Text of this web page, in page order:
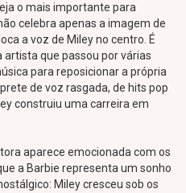
o mais importante para
celebra apenas a imagem de
a voz de Miley no centro. É
que passou por várias
para reposicionar a própria
de voz rasgada, de hits pop
construiu uma carreira em
aparece emocionada com os
a Barbie representa um sonho
Miley cresceu sob os